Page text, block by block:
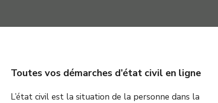
Toutes vos démarches d’état civil en ligne
L’état civil est la situation de la personne dans la